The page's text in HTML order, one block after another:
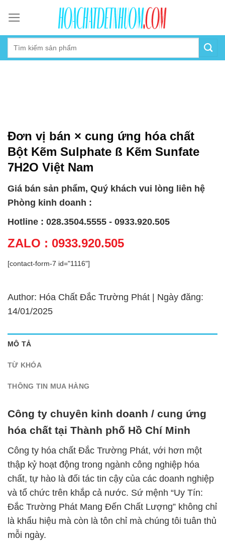
content
Đơn vị bán × cung ứng hóa chất
Bột Kẽm Sulphate ß Kẽm Sunfate
7H2O Việt Nam
Giá bán sản phẩm, Quý khách vui lòng liên hệ
Phòng kinh doanh :
Hotline : 028.3504.5555 - 0933.920.505
ZALO : 0933.920.505
[contact-form-7 id="1116"]
Author: Hóa Chất Đắc Trường Phát | Ngày đăng:
14/01/2025
MÔ TẢ
TỪ KHÓA
THÔNG TIN MUA HÀNG
Công ty chuyên kinh doanh / cung ứng
hóa chất tại Thành phố Hồ Chí Minh
Công ty hóa chất Đắc Trường Phát, với hơn một
thập kỷ hoạt động trong ngành công nghiệp hóa
chất, tự hào là đối tác tin cậy của các doanh nghiệp
và tổ chức trên khắp cả nước. Sứ mệnh “Uy Tín:
Đắc Trường Phát Mang Đến Chất Lượng” không chỉ
là khẩu hiệu mà còn là tôn chỉ mà chúng tôi tuân thủ
mỗi ngày.